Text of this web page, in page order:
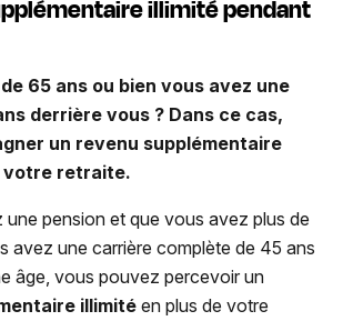
illimité pendant
65 ans ou bien vous avez une
derrière vous ? Dans ce cas,
un revenu supplémentaire
votre retraite.
pension et que vous avez plus de
avez une carrière complète de 45 ans
âge, vous pouvez percevoir un
illimité en plus de votre